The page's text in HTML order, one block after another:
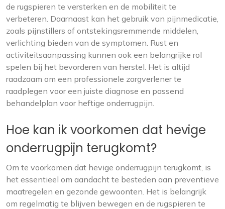
de rugspieren te versterken en de mobiliteit te
verbeteren. Daarnaast kan het gebruik van pijnmedicatie,
zoals pijnstillers of ontstekingsremmende middelen,
verlichting bieden van de symptomen. Rust en
activiteitsaanpassing kunnen ook een belangrijke rol
spelen bij het bevorderen van herstel. Het is altijd
raadzaam om een professionele zorgverlener te
raadplegen voor een juiste diagnose en passend
behandelplan voor heftige onderrugpijn.
Hoe kan ik voorkomen dat hevige
onderrugpijn terugkomt?
Om te voorkomen dat hevige onderrugpijn terugkomt, is
het essentieel om aandacht te besteden aan preventieve
maatregelen en gezonde gewoonten. Het is belangrijk
om regelmatig te blijven bewegen en de rugspieren te